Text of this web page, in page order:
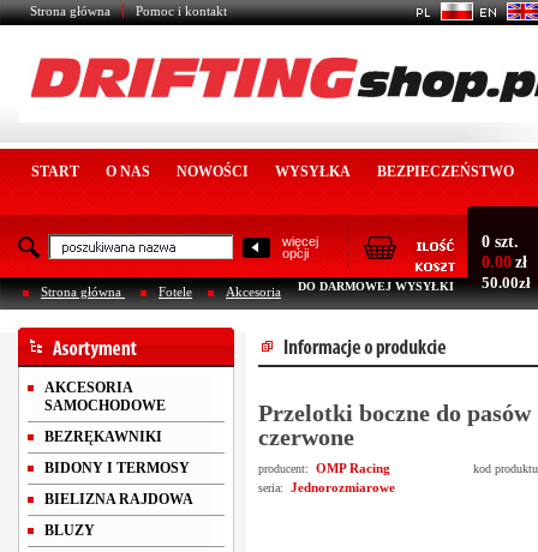
Strona główna Pomoc i kontakt
START O NAS NOWOŚCI WYSYŁKA BEZPIECZEŃSTWO
więcej
opcji
0 szt.
0.00 zł
DO DARMOWEJ WYSYŁKI 50.00zł
Strona główna Fotele Akcesoria
AKCESORIA
SAMOCHODOWE
BEZRĘKAWNIKI
BIDONY I TERMOSY
BIELIZNA RAJDOWA
BLUZY
Przelotki boczne do
czerwone
producent: OMP Racing
kod
seria:
Jednorozmiarowe